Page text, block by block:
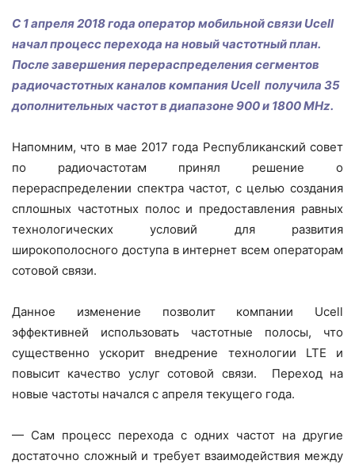
С 1 апреля 2018 года оператор мобильной связи Ucell
начал процесс перехода на новый частотный план.
После завершения перераспределения сегментов
радиочастотных каналов компания Ucell получила 35
дополнительных частот в диапазоне 900 и 1800MHz.
Напомним, что в мае 2017 года Республиканский совет
по радиочастотам принял решение о
перераспределении спектра частот, с целью создания
сплошных частотных полос и предоставления равных
технологических условий для развития
широкополосного доступа в интернет всем операторам
сотовой связи.
Данное изменение позволит компании Ucell
эффективней использовать частотные полосы, что
существенно ускорит внедрение технологии LTE и
повысит качество услуг сотовой связи. Переход на
новые частоты начался с апреля текущего года.
— Сам процесс перехода с одних частот на другие
достаточно сложный и требует взаимодействия между